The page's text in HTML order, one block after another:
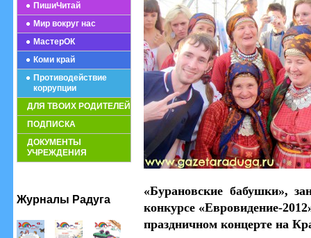
ПишиЧитай
Мир вокруг нас
МастерОК
Коми край
Противодействие
коррупции
ДЛЯ ТВОИХ РОДИТЕЛЕЙ
ПОДПИСКА
ДОКУМЕНТЫ
УЧРЕЖДЕНИЯ
Журналы Радуга
«Бурановские бабушки»,
конкурсе «Евровидение-
праздничном концерте на